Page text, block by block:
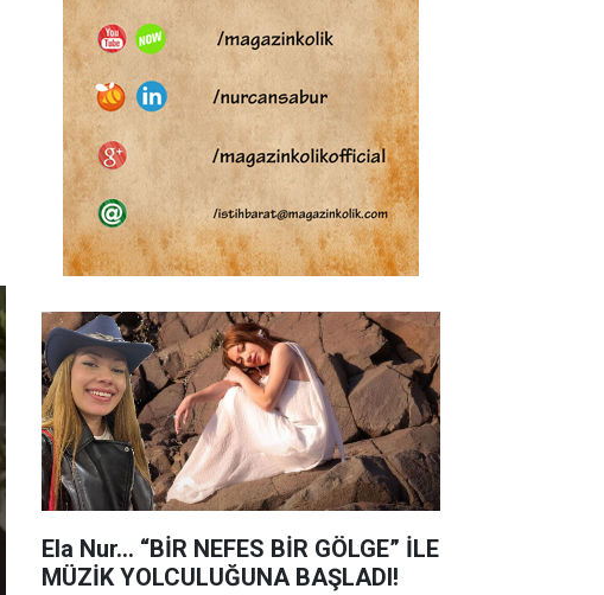
Ela Nur… “BİR NEFES BİR GÖLGE” İLE
MÜZİK YOLCULUĞUNA BAŞLADI!